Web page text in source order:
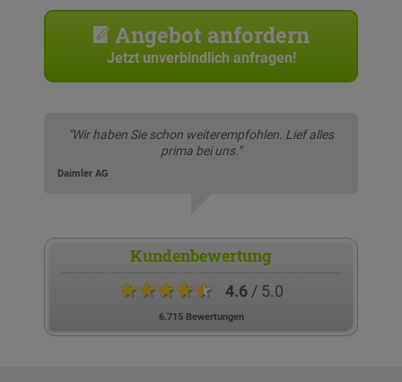
Angebot anfordern
Jetzt unverbindlich anfragen!
"Wir haben Sie schon weiterempfohlen. Lief alles
prima bei uns."
Daimler AG
Kundenbewertung
★★★★★ 4.6/ 5.0
6.715 Bewertungen